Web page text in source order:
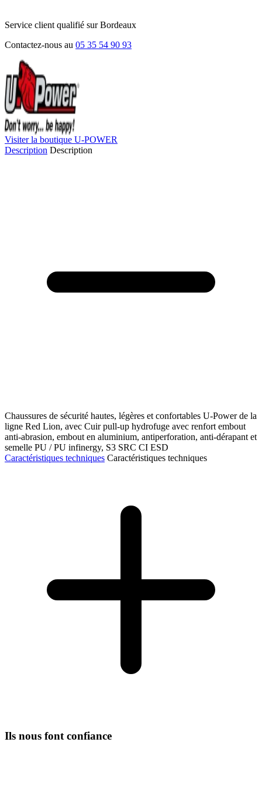
Service client qualifié sur Bordeaux
Contactez-nous au 05 35 54 90 93
Visiter la boutique U-POWER
Description Description
Chaussures de sécurité hautes, légères et confortables U-Power de la
ligne Red Lion, avec Cuir pull-up hydrofuge avec renfort embout
anti-abrasion, embout en aluminium, antiperforation, anti-dérapant et
semelle PU / PU infinergy, S3 SRC CI ESD
Caractéristiques techniques Caractéristiques techniques
Ils nous font confiance